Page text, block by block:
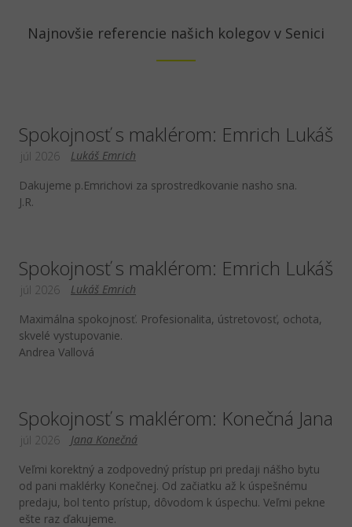
Najnovšie referencie našich kolegov v Senici
Spokojnosť s maklérom: Emrich Lukáš
Lukáš Emrich
júl 2026
Dakujeme p.Emrichovi za sprostredkovanie nasho sna.
J.R.
Spokojnosť s maklérom: Emrich Lukáš
Lukáš Emrich
júl 2026
Maximálna spokojnosť. Profesionalita, ústretovosť, ochota,
skvelé vystupovanie.
Andrea Vallová
Spokojnosť s maklérom: Konečná Jana
Jana Konečná
júl 2026
Veľmi korektný a zodpovedný prístup pri predaji nášho bytu
od pani maklérky Konečnej. Od začiatku až k úspešnému
predaju, bol tento prístup, dôvodom k úspechu. Veľmi pekne
ešte raz ďakujeme.